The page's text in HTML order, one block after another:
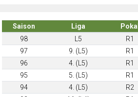
Saison Liga Pokal
98
L5 R1
97
9. (L5) R1
96
4. (L5) R1
95
5. (L5) R1
94
4. (L5) R2